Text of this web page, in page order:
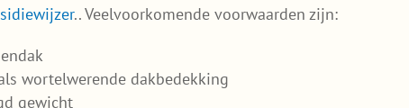
.. Veelvoorkomende voorwaarden zijn:
wortelwerende dakbedekking
gewicht